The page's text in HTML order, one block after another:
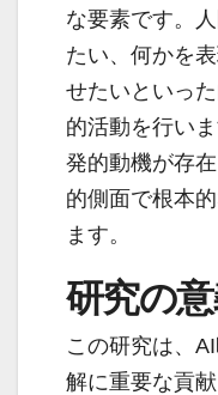
な要素です。
たい、何かを
せたいといっ
的活動を行い
発的動機が存
的側面で根本
ます。
研究の
この研究は、
解に重要な貢